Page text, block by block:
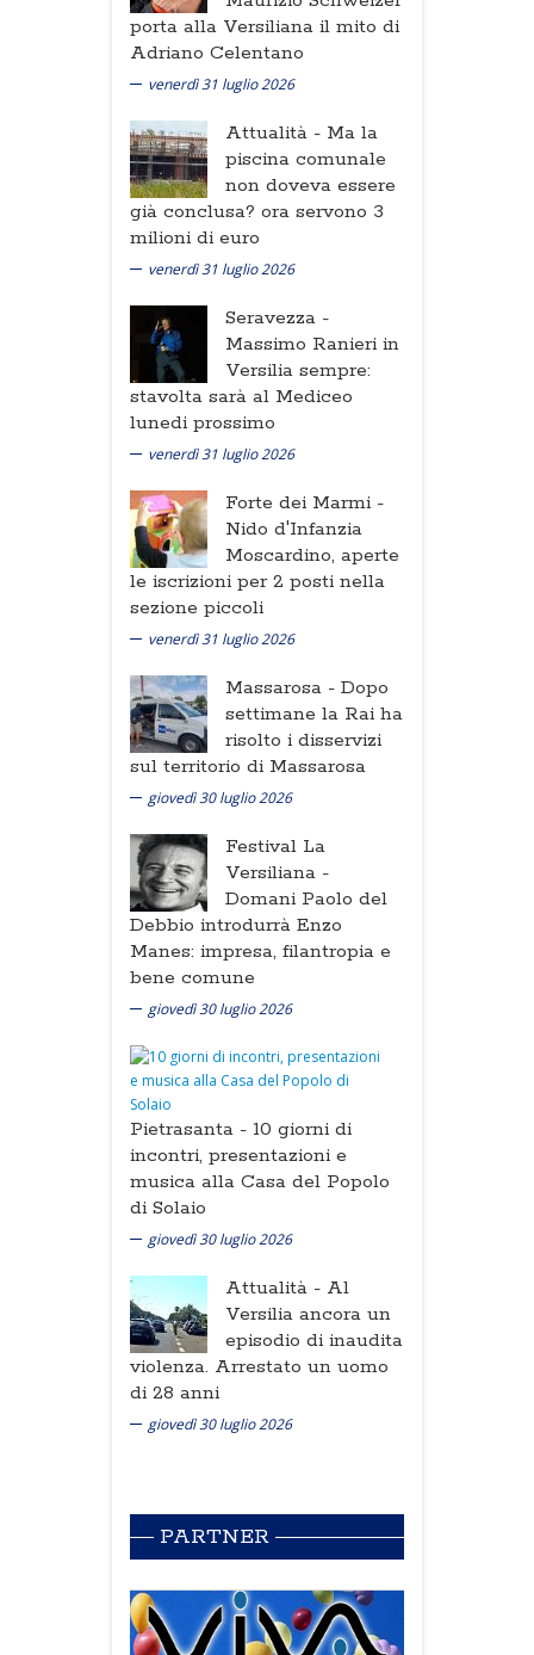
porta alla Versiliana il mito di
Adriano Celentano
venerdì 31 luglio 2026
Attualità - Ma la
piscina comunale
non doveva essere
già conclusa? ora servono 3
milioni di euro
venerdì 31 luglio 2026
Seravezza -
Massimo Ranieri in
Versilia sempre:
stavolta sarà al Mediceo
lunedi prossimo
venerdì 31 luglio 2026
Forte dei Marmi -
Nido d'Infanzia
Moscardino, aperte
le iscrizioni per 2 posti nella
sezione piccoli
venerdì 31 luglio 2026
Massarosa - Dopo
settimane la Rai ha
risolto i disservizi
sul territorio di Massarosa
giovedì 30 luglio 2026
Festival La
Versiliana -
Domani Paolo del
Debbio introdurrà Enzo
Manes: impresa, filantropia e
bene comune
giovedì 30 luglio 2026
Pietrasanta - 10 giorni di
incontri, presentazioni e
musica alla Casa del Popolo
di Solaio
giovedì 30 luglio 2026
Attualità - Al
Versilia ancora un
episodio di inaudita
violenza. Arrestato un uomo
di 28 anni
giovedì 30 luglio 2026
PARTNER